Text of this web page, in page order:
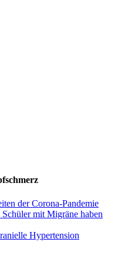
der Corona-Pandemie
mit Migräne haben
Hypertension